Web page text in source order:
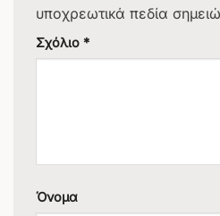
υποχρεωτικά πεδία
Σχόλιο *
Όνομα